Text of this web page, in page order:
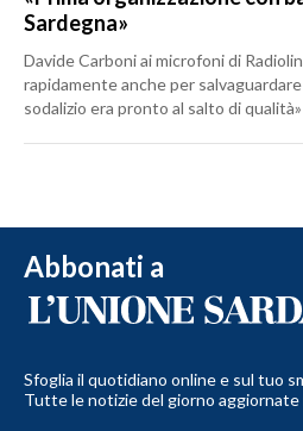
Sardegna»
Davide Carboni ai microfoni di
rapidamente anche per
sodalizio era pronto al salto di qualità»
Abbonati a
Sfoglia il quotidiano online e sul tuo
Tutte le notizie del giorno